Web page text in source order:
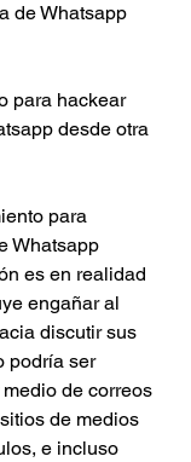
de Whatsapp
para hackear
desde otra
para
Whatsapp
es en realidad
engañar al
discutir sus
podría ser
de correos
de medios
e incluso